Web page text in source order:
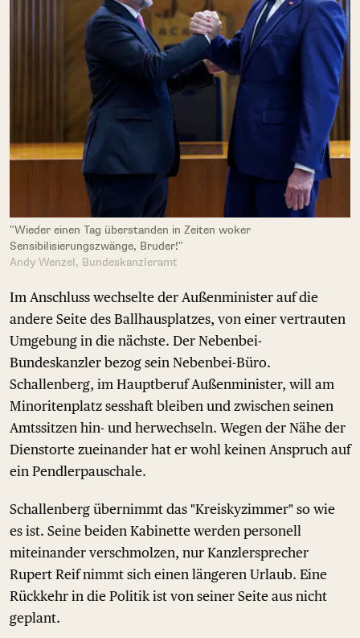
"Wieder einen Tag überstanden in Zeiten woker
Sensibilisierungszwänge, Bruder!"
Andy Wenzel, Bundeskanzleramt
Im Anschluss wechselte der Außenminister auf die
andere Seite des Ballhausplatzes, von einer vertrauten
Umgebung in die nächste. Der Nebenbei-
Bundeskanzler bezog sein Nebenbei-Büro.
Schallenberg, im Hauptberuf Außenminister, will am
Minoritenplatz sesshaft bleiben und zwischen seinen
Amtssitzen hin- und herwechseln. Wegen der Nähe der
Dienstorte zueinander hat er wohl keinen Anspruch auf
ein Pendlerpauschale.
Schallenberg übernimmt das "Kreiskyzimmer" so wie
es ist. Seine beiden Kabinette werden personell
miteinander verschmolzen, nur Kanzlersprecher
Rupert Reif nimmt sich einen längeren Urlaub. Eine
Rückkehr in die Politik ist von seiner Seite aus nicht
geplant.